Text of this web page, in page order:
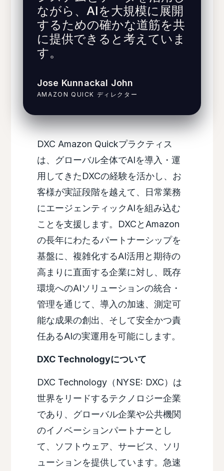
ながら、AIを大規模に展開
するための確かな道筋を共
に提供できると考えていま
す。
Jose Kunnackal John
AMAZON QUICK ディレクター
DXC Amazon Quickプラクティス
は、グローバル全体でAIを導入・運
用してきたDXCの経験を活かし、お
客様が実証段階を越えて、日常業務
にエージェンティックAIを組み込む
ことを支援します。DXCとAmazon
の長年にわたるパートナーシップを
基盤に、複雑化するAI活用と期待の
高まりに直面する企業に対し、既存
環境へのAIソリューションの統合・
管理を通じて、導入の加速、測定可
能な成果の創出、そして安全かつ責
任あるAIの実運用を可能にします。
DXC Technologyについて
DXC Technology（NYSE: DXC）は
世界をリードするテクノロジー企業
であり、グローバル企業や公共機関
のイノベーションパートナーとし
て、ソフトウェア、サービス、ソリ
ューションを提供しています。急速